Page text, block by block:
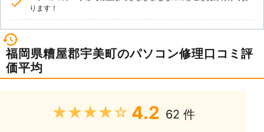
ります！
福岡県糟屋郡宇美町のパソコン修理口コミ評
価平均
★★★★★ 4.2 62 件